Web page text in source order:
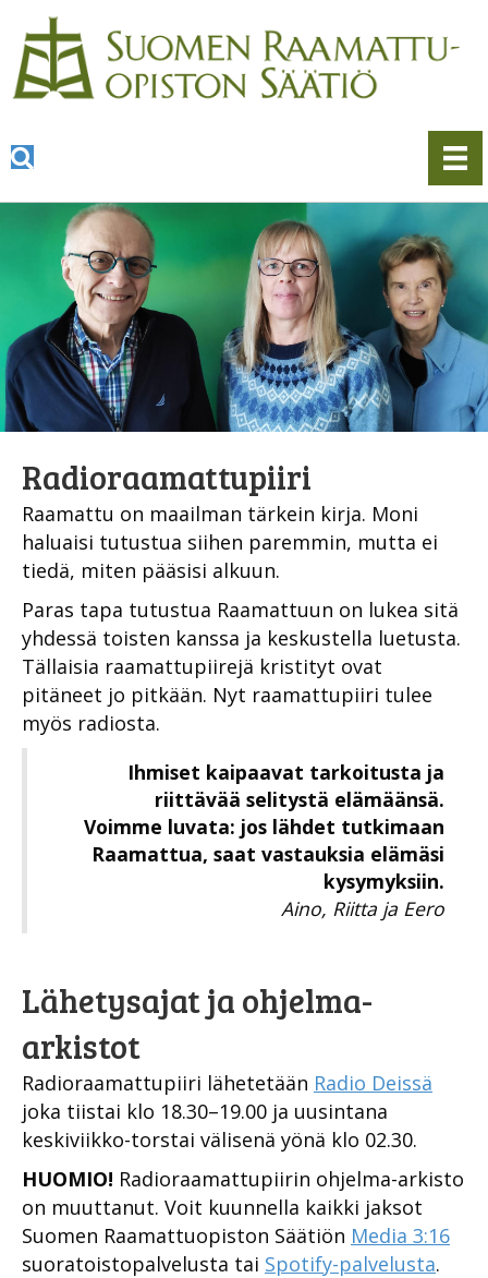
Radioraamattupiiri
Raamattu on maailman tärkein kirja. Moni
haluaisi tutustua siihen paremmin, mutta ei
tiedä, miten pääsisi alkuun.
Paras tapa tutustua Raamattuun on lukea sitä
yhdessä toisten kanssa ja keskustella luetusta.
Tällaisia raamattupiirejä kristityt ovat
pitäneet jo pitkään. Nyt raamattupiiri tulee
myös radiosta.
Ihmiset kaipaavat tarkoitusta ja
riittävää selitystä elämäänsä.
Voimme luvata: jos lähdet tutkimaan
Raamattua, saat vastauksia elämäsi
kysymyksiin.
Aino, Riitta ja Eero
Lähetysajat ja ohjelma-
arkistot
Radioraamattupiiri lähetetään Radio Deissä
joka tiistai klo 18.30–19.00 ja uusintana
keskiviikko-torstai välisenä yönä klo 02.30.
HUOMIO! Radioraamattupiirin ohjelma-arkisto
on muuttanut. Voit kuunnella kaikki jaksot
Suomen Raamattuopiston Säätiön Media 3:16
suoratoistopalvelusta tai Spotify-palvelusta.